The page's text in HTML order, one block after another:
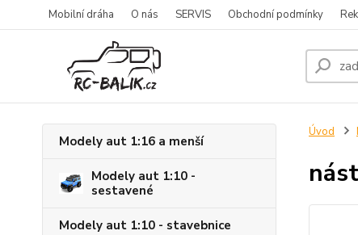
Mobilní dráha O nás SERVIS Obchodní podmínky
Modely aut 1:16 a menší
Modely aut 1:10 -
sestavené
Modely aut 1:10 - stavebnice
Úvod